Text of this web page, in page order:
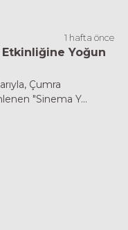
1 hafta önce
Yoğun
Çumra
"Sinema Y...